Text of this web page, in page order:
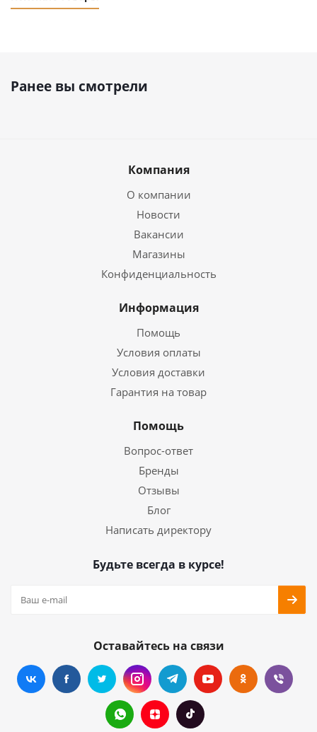
Ранее вы смотрели
Компания
О компании
Новости
Вакансии
Магазины
Конфиденциальность
Информация
Помощь
Условия оплаты
Условия доставки
Гарантия на товар
Помощь
Вопрос-ответ
Бренды
Отзывы
Блог
Написать директору
Будьте всегда в курсе!
Оставайтесь на связи